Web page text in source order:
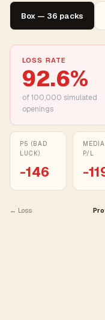
Box — 36 packs
LOSS RATE
92.6%
of100,000 simulated
openings
P5 (BAD
LUCK)
-146
P/L
-
← Loss